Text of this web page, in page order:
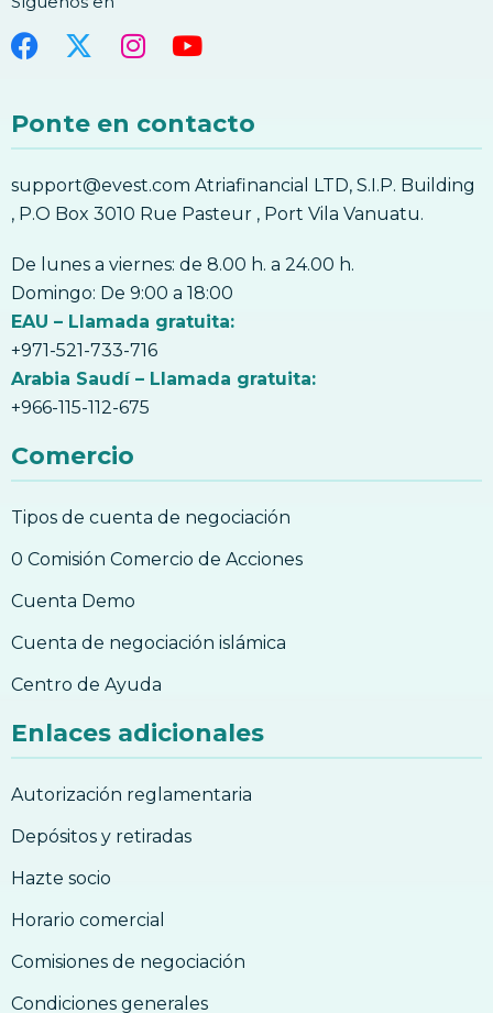
servicios
9. Cómo negociar usando patrones de
fallos
10. El uso de NLB y WRP velas
10. El uso de NLB y WRP velas
11. Trading OPI, el día de comercio y el
11. Trading OPI, el día de comercio y el
comercio de swing.
6. ¿Qué es la ‘tendencia que negocia’?
Ponte en contacto
support@evest.com Atriafinancial LTD, S.I.P. Building
, P.O Box 3010 Rue Pasteur , Port Vila Vanuatu.
De lunes a viernes: de 8.00 h. a 24.00 h.
Domingo: De 9:00 a 18:00
EAU – Llamada gratuita:
+971-521-733-716
Arabia Saudí – Llamada gratuita:
+966-115-112-675
Comercio
Tipos de cuenta de negociación
0 Comisión Comercio de Acciones
Cuenta Demo
Cuenta de negociación islámica
Centro de Ayuda
Enlaces adicionales
Autorización reglamentaria
Depósitos y retiradas
Hazte socio
Horario comercial
Comisiones de negociación
Condiciones generales